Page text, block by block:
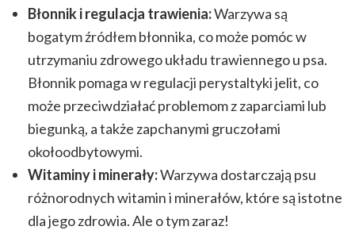
Błonnik i regulacja trawienia:Warzywa są
bogatym źródłem błonnika, co może pomóc w
utrzymaniu zdrowego układu trawiennego u psa.
Błonnik pomaga w regulacji perystaltyki jelit, co
może przeciwdziałać problemom z zaparciami lub
biegunką, a także zapchanymi gruczołami
okołoodbytowymi.
Witaminy i minerały:Warzywa dostarczają psu
różnorodnych witamin i minerałów, które są istotne
dla jego zdrowia. Ale o tym zaraz!